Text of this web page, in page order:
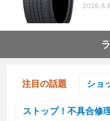
注目の話題 ショ
ストップ！不具合修